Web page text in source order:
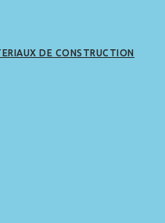
DE CONSTRUCTION